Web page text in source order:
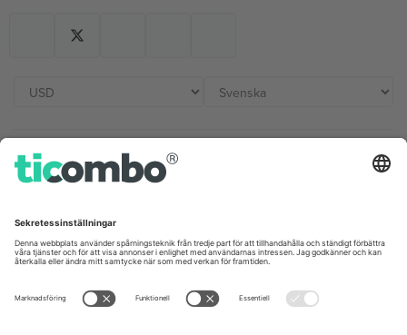
Kontor och support
Unter den Linden 24, 10117
Berlin, Germany
London, EC1V 1AW, United
Kingdom
United States
Switzerland